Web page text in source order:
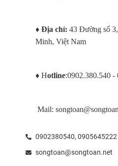
♦ Địa chỉ: 43 Đường số
Minh, Việt Nam
♦ Hotline:0902.380.540 -
Mail:
0902380540, 0905645222
songtoan@songtoan.net